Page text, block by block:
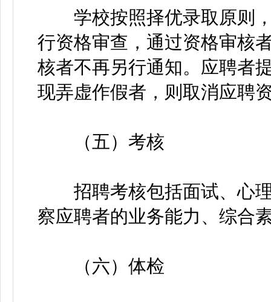
学校按照择优录取原则，
行资格审查，通过资格审核
核者不再另行通知。应聘者
现弄虚作假者，则取消应聘
（五）考核
招聘考核包括面试、心理
察应聘者的业务能力、综合
（六）体检